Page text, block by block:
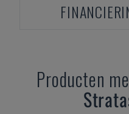
Producten